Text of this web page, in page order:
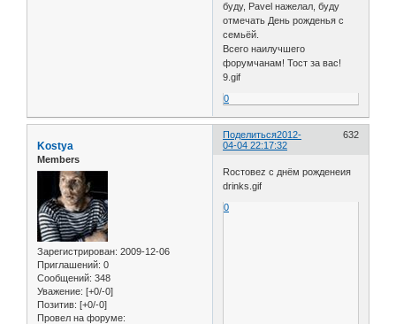
буду, Pavel нажелал, буду
отмечать День рожденья с
семьёй.
Всего наилучшего
форумчанам! Тост за вас!
9.gif
0
Поделиться 632
2012-
04-04 22:17:32
Kostya
Members
Зарегистрирован: 2009-12-06
Приглашений: 0
Сообщений: 348
Уважение: [+0/-0]
Позитив: [+0/-0]
Провел на форуме:
Roстовеz с днём рожденеия
drinks.gif
0